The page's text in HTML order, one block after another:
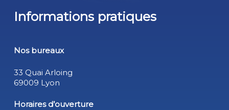
Informations pratiques
Nos bureaux
33 Quai Arloing
69009 Lyon
Horaires d’ouverture